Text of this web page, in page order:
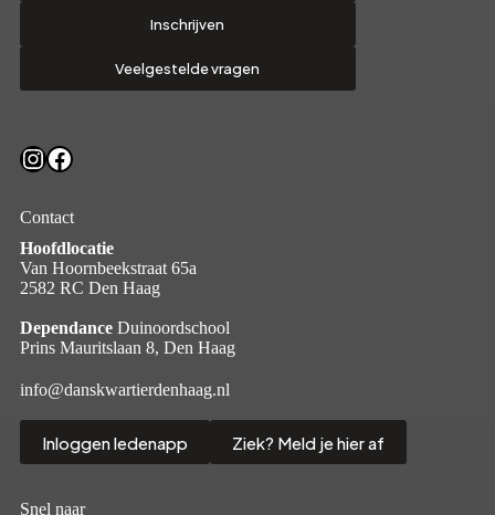
Inschrijven
Veelgestelde vragen
Instagram
Facebook
Contact
Hoofdlocatie
Van Hoornbeekstraat 65a
2582 RC Den Haag
Dependance Duinoordschool
Prins Mauritslaan 8, Den Haag
info@danskwartierdenhaag.nl
Inloggen ledenapp Ziek? Meld je hier af
Snel naar